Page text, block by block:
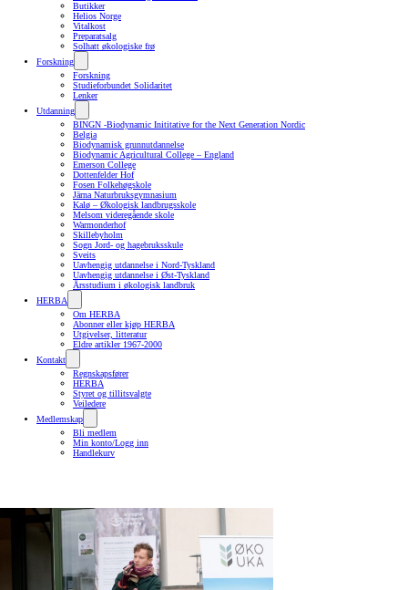
Butikker
Helios Norge
Vitalkost
Preparatsalg
Solhatt økologiske frø
Forskning
Forskning
Studieforbundet Solidaritet
Lenker
Utdanning
BINGN -Biodynamic Inititative for the Next Generation Nordic
Belgia
Biodynamisk grunnutdannelse
Biodynamic Agricultural College – England
Emerson College
Dottenfelder Hof
Fosen Folkehøgskole
Järna Naturbruksgymnasium
Kalø – Økologisk landbrugsskole
Melsom videregående skole
Warmonderhof
Skillebyholm
Sogn Jord- og hagebruksskule
Sveits
Uavhengig utdannelse i Nord-Tyskland
Uavhengig utdannelse i Øst-Tyskland
Årsstudium i økologisk landbruk
HERBA
Om HERBA
Abonner eller kjøp HERBA
Utgivelser, litteratur
Eldre artikler 1967-2000
Kontakt
Regnskapsfører
HERBA
Styret og tillitsvalgte
Veiledere
Medlemskap
Bli medlem
Min konto/Logg inn
Handlekurv